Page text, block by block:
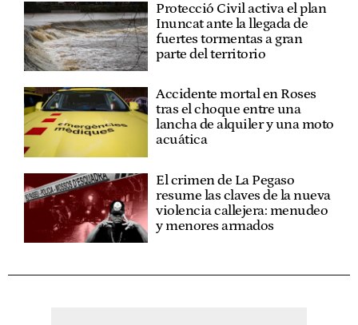
Protecció Civil activa el plan
Inuncat ante la llegada de
fuertes tormentas a gran
parte del territorio
Accidente mortal en Roses
tras el choque entre una
lancha de alquiler y una moto
acuática
El crimen de La Pegaso
resume las claves de la nueva
violencia callejera: menudeo
y menores armados